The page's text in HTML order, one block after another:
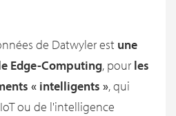
de Datwyler est une
Edge-Computing, pour les
« intelligents », qui
ou de l'intelligence